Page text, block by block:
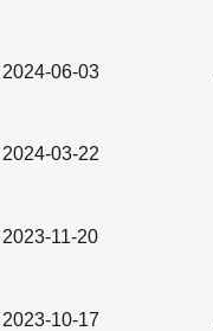
2024-06-03
2024-03-22
2023-11-20
2023-10-17